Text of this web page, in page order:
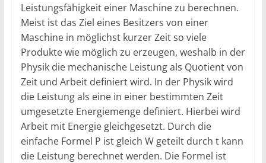
Leistungsfähigkeit einer Maschine zu berechnen.
Meist ist das Ziel eines Besitzers von einer
Maschine in möglichst kurzer Zeit so viele
Produkte wie möglich zu erzeugen, weshalb in der
Physik die mechanische Leistung als Quotient von
Zeit und Arbeit definiert wird. In der Physik wird
die Leistung als eine in einer bestimmten Zeit
umgesetzte Energiemenge definiert. Hierbei wird
Arbeit mit Energie gleichgesetzt. Durch die
einfache Formel P ist gleich W geteilt durch t kann
die Leistung berechnet werden. Die Formel ist